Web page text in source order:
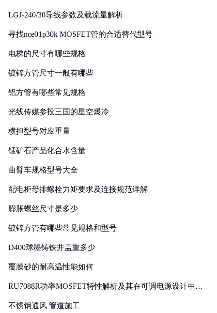
LGJ-240/30导线参数及载流量解析
寻找nce01p30k MOSFET管的合适替代型号
电梯的尺寸有哪些规格
镀锌方管尺寸一般有哪些
铝方管有哪些常见规格
光线传媒参投三国的星空爆冷
横担型号对应重量
锰矿石产品化合水含量
曲臂车规格型号大全
配电柜母排螺栓力矩要求及连接规范详解
膨胀螺丝尺寸是多少
镀锌方管有哪些常见规格和型号
D400球墨铸铁井盖重多少
覆膜砂的耐高温性能如何
RU7088R功率MOSFET特性解析及其在可调电源设计中的
不锈钢通风 管道施工